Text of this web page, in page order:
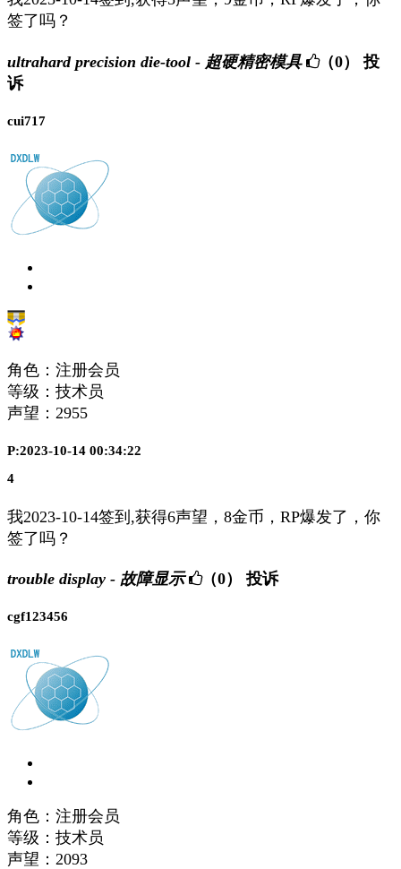
签了吗？
ultrahard precision die-tool - 超硬精密模具 （0）
投
诉
cui717
角色：注册会员
等级：技术员
声望： 2955
P:2023-10-14 00:34:22
4
我2023-10-14签到,获得6声望，8金币，RP爆发了，你
签了吗？
trouble display - 故障显示 （0） 投诉
cgf123456
角色：注册会员
等级：技术员
声望： 2093